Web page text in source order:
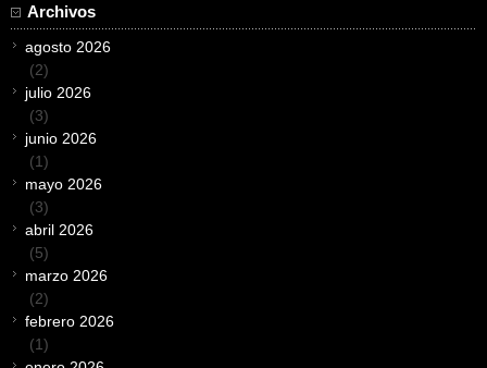
Archivos
agosto 2026
(2)
julio 2026
(3)
junio 2026
(1)
mayo 2026
(3)
abril 2026
(5)
marzo 2026
(2)
febrero 2026
(1)